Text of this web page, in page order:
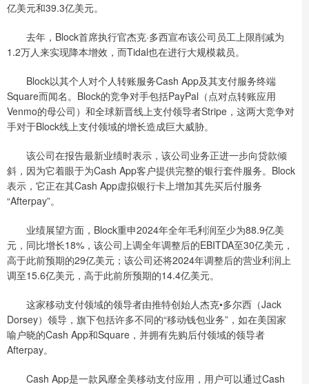
亿美元和39.3亿美元。
去年，Block首席执行官杰克·多西宣布该公司员工上限削减为
1.2万人来实现降本增效，而Tidal也在进行大规模裁员。
Block以其个人对个人转账服务Cash App及其支付服务终端
Square而闻名。Block的竞争对手包括PayPal（点对点转账应用
Venmo的母公司）和全球新晋线上支付领导者Stripe，这两大竞争对
手对于Block线上支付领域的增长造成巨大威胁。
该公司在报告最新业绩时表示，该公司业务正进一步向贷款倾
斜，因为它着眼于为Cash App客户提供完整的银行套件服务。Block
表示，它正在其Cash App虚拟银行卡上增加其先买后付服务
“Afterpay”。
业绩展望方面，Block重申2024年全年毛利润至少为88.9亿美
元，同比增长18%，该公司上调全年调整后的EBITDA至30亿美元，
高于此前预期的29亿美元；该公司还将2024年调整后的营业利润上
调至15.6亿美元，高于此前所预期的14.4亿美元。
这家移动支付领域的领导者由推特创始人杰克•多尔西（Jack
Dorsey）领导，旗下包括许多不同的“移动钱包业务”，如在美国家
喻户晓的Cash App和Square，并拥有先购后付领域的领导者
Afterpay。
Cash App是一款风靡全美移动支付应用，用户可以通过Cash